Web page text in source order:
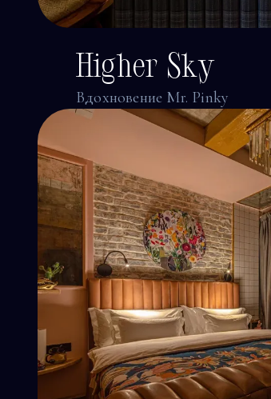
Higher Sky
Вдохновение Mr. Pinky